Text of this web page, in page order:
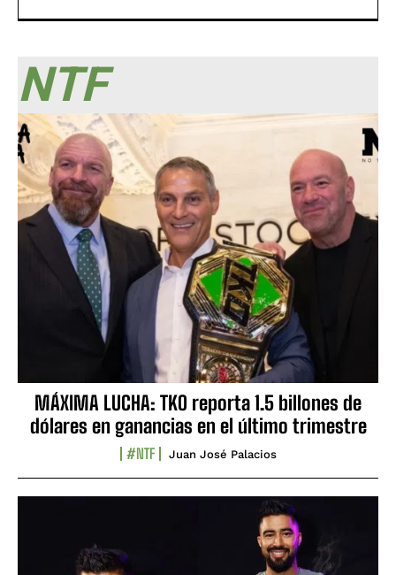
NTF
MÁXIMA LUCHA: TKO reporta 1.5 billones de
dólares en ganancias en el último trimestre
#NTF Juan José Palacios